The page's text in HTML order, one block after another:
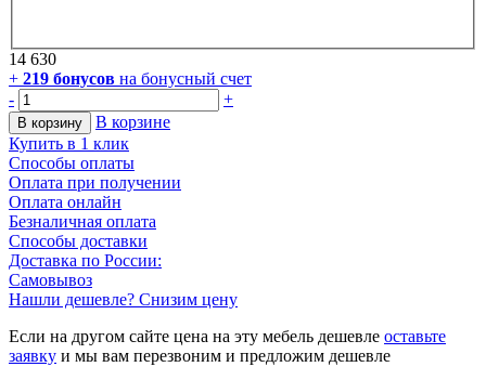
14 630
+ 219 бонусов на бонусный счет
-
+
В корзину
В корзине
Купить в 1 клик
Способы оплаты
Оплата при получении
Оплата онлайн
Безналичная оплата
Способы доставки
Доставка по России:
Самовывоз
Нашли дешевле? Снизим цену
Если на другом сайте цена на эту мебель дешевле оставьте
заявку и мы вам перезвоним и предложим дешевле